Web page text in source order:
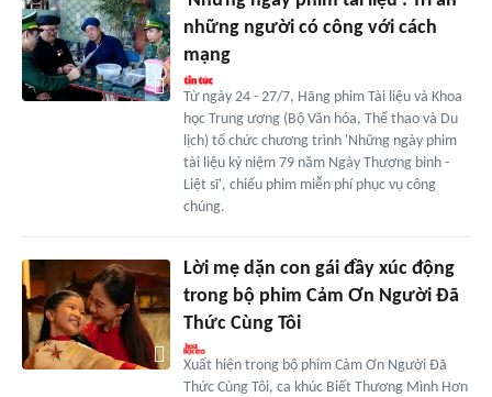
những người có công với cách
mạng
Từ ngày 24 - 27/7, Hãng phim Tài liệu và Khoa
học Trung ương (Bộ Văn hóa, Thể thao và Du
lịch) tổ chức chương trình 'Những ngày phim
tài liệu kỷ niệm 79 năm Ngày Thương binh -
Liệt sĩ', chiếu phim miễn phí phục vụ công
chúng.
Lời mẹ dặn con gái đầy xúc động
trong bộ phim Cảm Ơn Người Đã
Thức Cùng Tôi
Xuất hiện trong bộ phim Cảm Ơn Người Đã
Thức Cùng Tôi, ca khúc Biết Thương Mình Hơn